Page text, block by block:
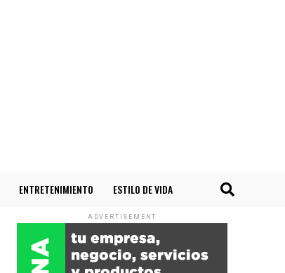
ENTRETENIMIENTO ESTILO DE VIDA
ADVERTISEMENT